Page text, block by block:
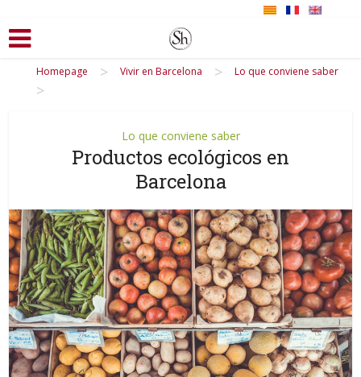
Homepage > Vivir en Barcelona > Lo que conviene saber
>
Lo que conviene saber
Productos ecológicos en
Barcelona